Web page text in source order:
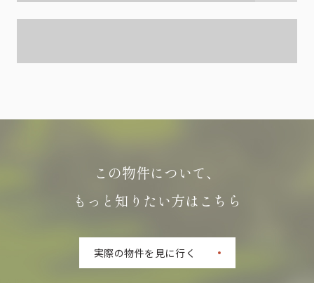
この物件について、
もっと知りたい方はこちら
実際の物件を見に行く